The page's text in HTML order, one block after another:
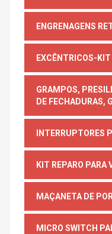
ENGRENAGENS
EXCÊNTRICOS-KIT
GRAMPOS,
DE FECHADURAS,
INTERRUPTORES
KIT REPARO PARA
MAÇANETA DE
MICRO SWITCH